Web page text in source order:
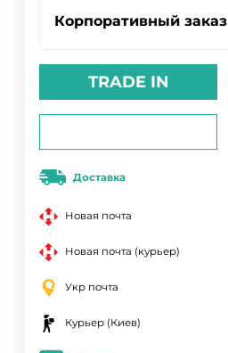
Корпоративный заказ
TRADE IN
Доставка
Новая почта
Новая почта (курьер)
Укр почта
Курьер (Киев)